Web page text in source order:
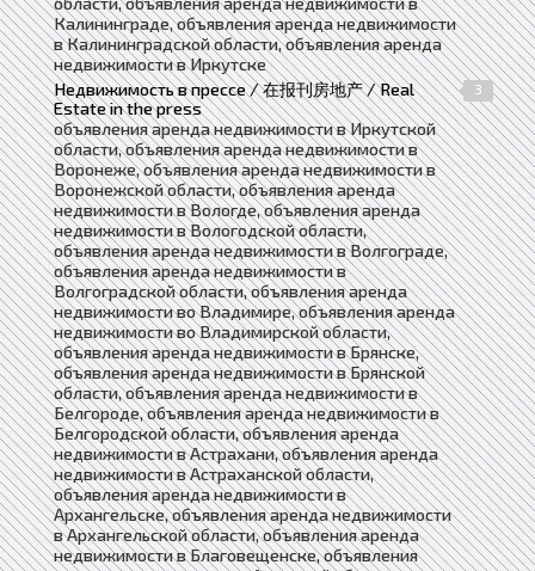
Калининграде, объявления аренда недвижимости
в Калининградской области, объявления аренда
недвижимости в Иркутске
Недвижимость в прессе / 在报刊房地产 / Real
Estate in the press
3
объявления аренда недвижимости в Иркутской
области, объявления аренда недвижимости в
Воронеже, объявления аренда недвижимости в
Воронежской области, объявления аренда
недвижимости в Вологде, объявления аренда
недвижимости в Вологодской области,
объявления аренда недвижимости в Волгограде,
объявления аренда недвижимости в
Волгоградской области, объявления аренда
недвижимости во Владимире, объявления аренда
недвижимости во Владимирской области,
объявления аренда недвижимости в Брянске,
объявления аренда недвижимости в Брянской
области, объявления аренда недвижимости в
Белгороде, объявления аренда недвижимости в
Белгородской области, объявления аренда
недвижимости в Астрахани, объявления аренда
недвижимости в Астраханской области,
объявления аренда недвижимости в
Архангельске, объявления аренда недвижимости
в Архангельской области, объявления аренда
недвижимости в Благовещенске, объявления